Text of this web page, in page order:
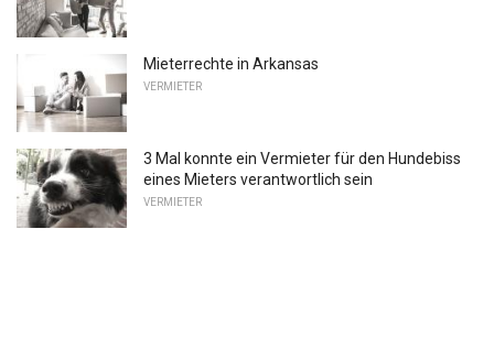
Mieterrechte in Arkansas
VERMIETER
3 Mal konnte ein Vermieter für den Hundebiss
eines Mieters verantwortlich sein
VERMIETER